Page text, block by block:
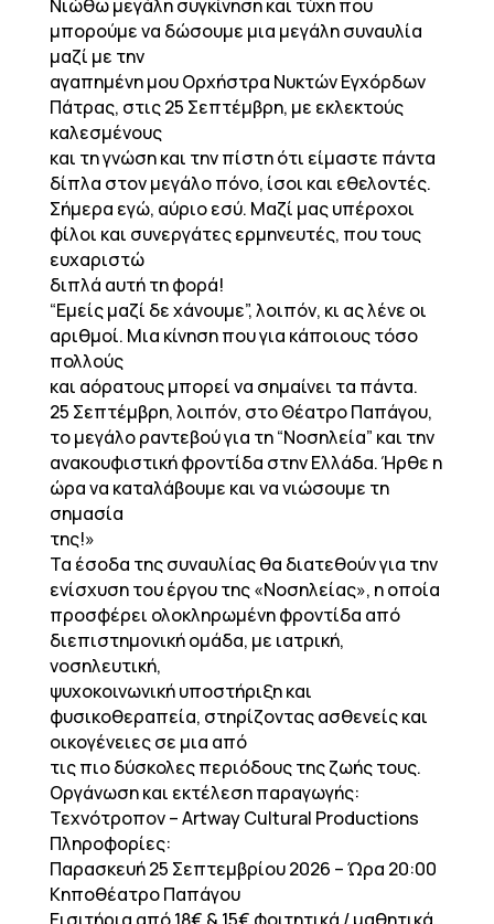
Νιώθω μεγάλη συγκίνηση και τύχη που
μπορούμε να δώσουμε μια μεγάλη συναυλία
μαζί με την
αγαπημένη μου Ορχήστρα Νυκτών Εγχόρδων
Πάτρας, στις 25 Σεπτέμβρη, με εκλεκτούς
καλεσμένους
και τη γνώση και την πίστη ότι είμαστε πάντα
δίπλα στον μεγάλο πόνο, ίσοι και εθελοντές.
Σήμερα εγώ, αύριο εσύ. Μαζί μας υπέροχοι
φίλοι και συνεργάτες ερμηνευτές, που τους
ευχαριστώ
διπλά αυτή τη φορά!
“Εμείς μαζί δε χάνουμε”, λοιπόν, κι ας λένε οι
αριθμοί. Μια κίνηση που για κάποιους τόσο
πολλούς
και αόρατους μπορεί να σημαίνει τα πάντα.
25 Σεπτέμβρη, λοιπόν, στο Θέατρο Παπάγου,
το μεγάλο ραντεβού για τη “Νοσηλεία” και την
ανακουφιστική φροντίδα στην Ελλάδα. Ήρθε η
ώρα να καταλάβουμε και να νιώσουμε τη
σημασία
της!»
Τα έσοδα της συναυλίας θα διατεθούν για την
ενίσχυση του έργου της «Νοσηλείας», η οποία
προσφέρει ολοκληρωμένη φροντίδα από
διεπιστημονική ομάδα, με ιατρική,
νοσηλευτική,
ψυχοκοινωνική υποστήριξη και
φυσικοθεραπεία, στηρίζοντας ασθενείς και
οικογένειες σε μια από
τις πιο δύσκολες περιόδους της ζωής τους.
Οργάνωση και εκτέλεση παραγωγής:
Τεχνότροπον – Artway Cultural Productions
Πληροφορίες:
Παρασκευή 25 Σεπτεμβρίου 2026 – Ώρα 20:00
Κηποθέατρο Παπάγου